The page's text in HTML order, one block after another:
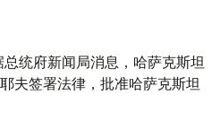
总统府新闻局消息，哈萨克斯坦
夫签署法律，批准哈萨克斯坦